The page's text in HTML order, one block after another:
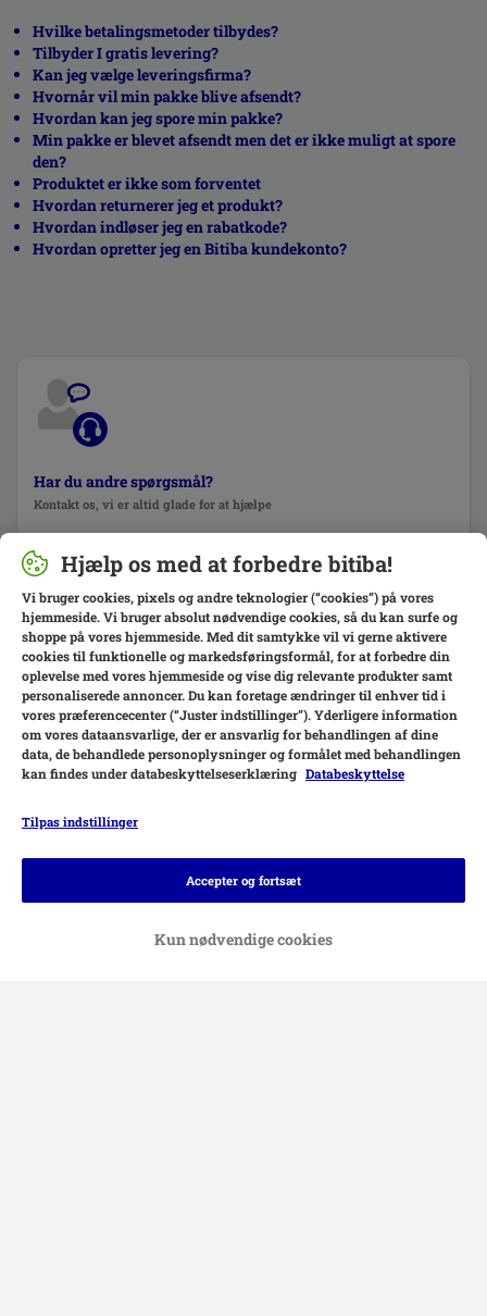
Hvilke betalingsmetoder tilbydes?
Tilbyder I gratis levering?
Kan jeg vælge leveringsfirma?
Hvornår vil min pakke blive afsendt?
Hvordan kan jeg spore min pakke?
Min pakke er blevet afsendt men det er ikke muligt at spore
den?
Produktet er ikke som forventet
Hvordan returnerer jeg et produkt?
Hvordan indløser jeg en rabatkode?
Hvordan opretter jeg en Bitiba kundekonto?
Har du andre spørgsmål?
Kontakt os, vi er altid glade for at hjælpe
Kontakt os
Hjælp os med at forbedre bitiba!
Vi bruger cookies, pixels og andre teknologier (“cookies”) på vores
hjemmeside. Vi bruger absolut nødvendige cookies, så du kan surfe og
shoppe på vores hjemmeside. Med dit samtykke vil vi gerne aktivere
cookies til funktionelle og markedsføringsformål, for at forbedre din
oplevelse med vores hjemmeside og vise dig relevante produkter samt
personaliserede annoncer. Du kan foretage ændringer til enhver tid i
vores præferencecenter (“Juster indstillinger”). Yderligere information
om vores dataansvarlige, der er ansvarlig for behandlingen af ​​dine
data, de behandlede personoplysninger og formålet med behandlingen
kan findes under databeskyttelseserklæring Databeskyttelse
Tilpas indstillinger
Kun nødvendige cookies
Accepter og fortsæt